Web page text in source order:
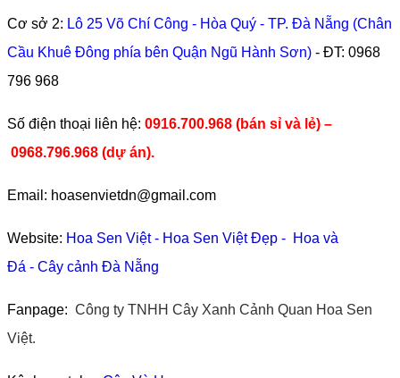
Cơ sở 2: Lô 25 Võ Chí Công - Hòa Quý - TP. Đà Nẵng (Chân
Cầu Khuê Đông phía bên Quận Ngũ Hành Sơn) - ĐT: 0968
796 968
​Số điện thoại liên hệ: 0916.700.968 (bán sỉ và lẻ) –
0968.796.968 (dự án).
Email: hoasenvietdn@gmail.com
Website: Hoa Sen Việt- Hoa Sen Việt Đẹp - Hoa và
Đá - Cây cảnh Đà Nẵng
Fanpage: Công ty TNHH Cây Xanh Cảnh Quan Hoa Sen
Việt.